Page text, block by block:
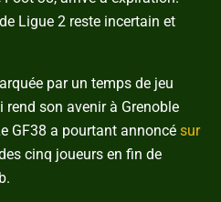
Ligue 2 reste incertain et
par un temps de jeu
rend son avenir à Grenoble
GF38 a pourtant annoncé sur
cinq joueurs en fin de